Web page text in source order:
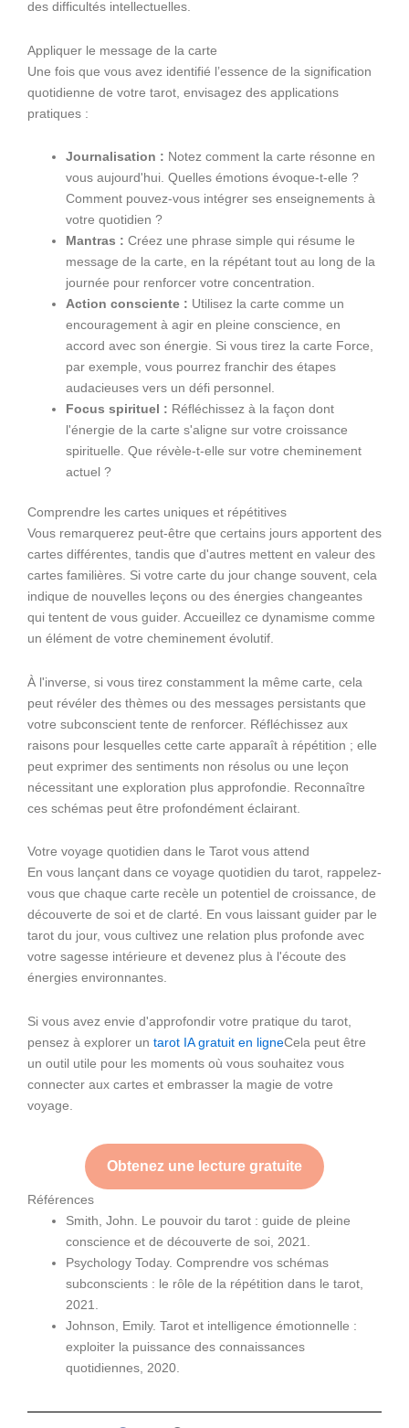
des difficultés intellectuelles.
Appliquer le message de la carte
Une fois que vous avez identifié l’essence de la signification
quotidienne de votre tarot, envisagez des applications
pratiques :
Journalisation : Notez comment la carte résonne en
vous aujourd'hui. Quelles émotions évoque-t-elle ?
Comment pouvez-vous intégrer ses enseignements à
votre quotidien ?
Mantras : Créez une phrase simple qui résume le
message de la carte, en la répétant tout au long de la
journée pour renforcer votre concentration.
Action consciente : Utilisez la carte comme un
encouragement à agir en pleine conscience, en
accord avec son énergie. Si vous tirez la carte Force,
par exemple, vous pourrez franchir des étapes
audacieuses vers un défi personnel.
Focus spirituel : Réfléchissez à la façon dont
l'énergie de la carte s'aligne sur votre croissance
spirituelle. Que révèle-t-elle sur votre cheminement
actuel ?
Comprendre les cartes uniques et répétitives
Vous remarquerez peut-être que certains jours apportent des
cartes différentes, tandis que d'autres mettent en valeur des
cartes familières. Si votre carte du jour change souvent, cela
indique de nouvelles leçons ou des énergies changeantes
qui tentent de vous guider. Accueillez ce dynamisme comme
un élément de votre cheminement évolutif.
À l'inverse, si vous tirez constamment la même carte, cela
peut révéler des thèmes ou des messages persistants que
votre subconscient tente de renforcer. Réfléchissez aux
raisons pour lesquelles cette carte apparaît à répétition ; elle
peut exprimer des sentiments non résolus ou une leçon
nécessitant une exploration plus approfondie. Reconnaître
ces schémas peut être profondément éclairant.
Votre voyage quotidien dans le Tarot vous attend
En vous lançant dans ce voyage quotidien du tarot, rappelez-
vous que chaque carte recèle un potentiel de croissance, de
découverte de soi et de clarté. En vous laissant guider par le
tarot du jour, vous cultivez une relation plus profonde avec
votre sagesse intérieure et devenez plus à l'écoute des
énergies environnantes.
Si vous avez envie d'approfondir votre pratique du tarot,
pensez à explorer un tarot IA gratuit en ligneCela peut être
un outil utile pour les moments où vous souhaitez vous
connecter aux cartes et embrasser la magie de votre
voyage.
Obtenez une lecture gratuite
Références
Smith, John. Le pouvoir du tarot : guide de pleine
conscience et de découverte de soi, 2021.
Psychology Today. Comprendre vos schémas
subconscients : le rôle de la répétition dans le tarot,
2021.
Johnson, Emily. Tarot et intelligence émotionnelle :
exploiter la puissance des connaissances
quotidiennes, 2020.